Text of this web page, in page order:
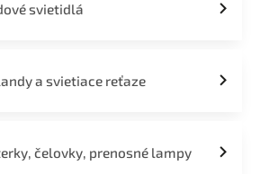
svietidlá
a svietiace reťaze
čelovky, prenosné lampy